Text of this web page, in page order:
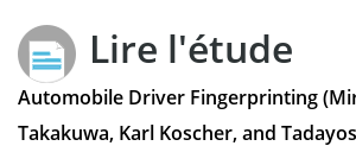
Lire l'étude
Automobile Driver Fingerprinting
Takakuwa, Karl Koscher, and